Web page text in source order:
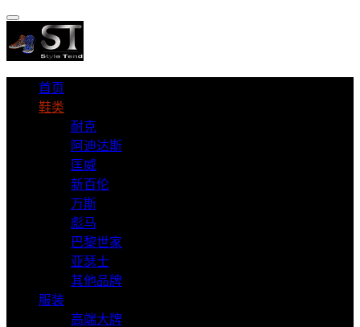
首页
鞋类
耐克
阿迪达斯
匡威
新百伦
万斯
彪马
巴黎世家
亚瑟士
其他品牌
服装
高端大牌